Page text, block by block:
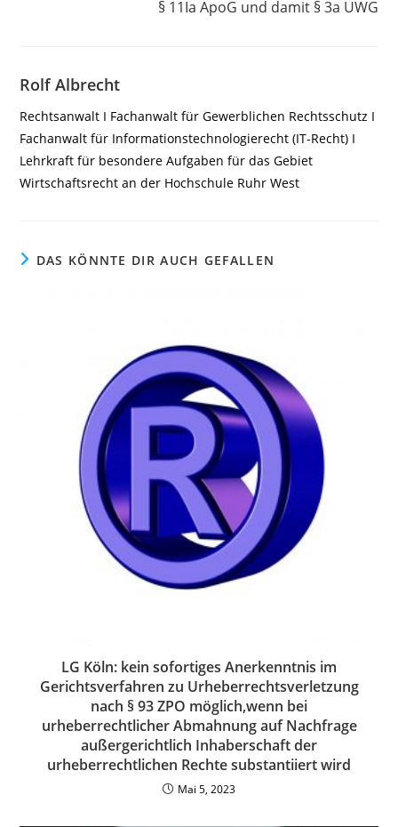
§ 11Ia ApoG und damit § 3a UWG
Rolf Albrecht
Rechtsanwalt I Fachanwalt für Gewerblichen Rechtsschutz I
Fachanwalt für Informationstechnologierecht (IT-Recht) I
Lehrkraft für besondere Aufgaben für das Gebiet
Wirtschaftsrecht an der Hochschule Ruhr West
DAS KÖNNTE DIR AUCH GEFALLEN
LG Köln: kein sofortiges Anerkenntnis im
Gerichtsverfahren zu Urheberrechtsverletzung
nach § 93 ZPO möglich,wenn bei
urheberrechtlicher Abmahnung auf Nachfrage
außergerichtlich Inhaberschaft der
urheberrechtlichen Rechte substantiiert wird
Mai 5, 2023